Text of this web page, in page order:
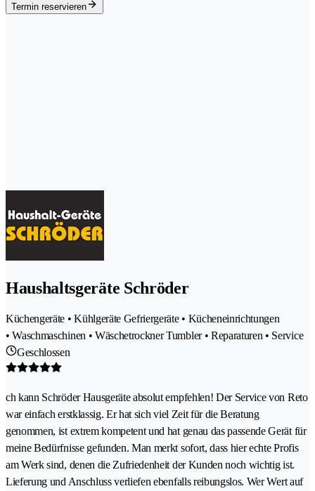
Termin reservieren
Haushaltsgeräte Schröder
Küchengeräte • Kühlgeräte Gefriergeräte • Kücheneinrichtungen
• Waschmaschinen • Wäschetrockner Tumbler • Reparaturen • Service
Geschlossen
ch kann Schröder Hausgeräte absolut empfehlen! Der Service von Reto
war einfach erstklassig. Er hat sich viel Zeit für die Beratung
genommen, ist extrem kompetent und hat genau das passende Gerät für
meine Bedürfnisse gefunden. Man merkt sofort, dass hier echte Profis
am Werk sind, denen die Zufriedenheit der Kunden noch wichtig ist.
Lieferung und Anschluss verliefen ebenfalls reibungslos. Wer Wert auf